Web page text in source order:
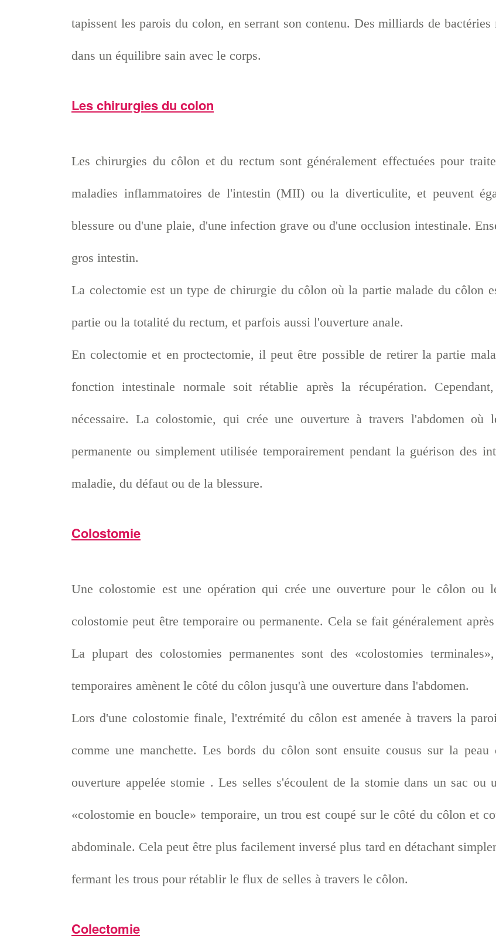
tapissent les parois du colon, en serrant son contenu. Des milliards de
dans un équilibre sain avec le corps.
Les chirurgies du colon
Les chirurgies du côlon et du rectum sont généralement effectuées pour
maladies inflammatoires de l'intestin (MII) ou la diverticulite, et peuvent
blessure ou d'une plaie, d'une infection grave ou d'une occlusion intestinale.
gros intestin.
La colectomie est un type de chirurgie du côlon où la partie malade du côlon
partie ou la totalité du rectum, et parfois aussi l'ouverture anale.
En colectomie et en proctectomie, il peut être possible de retirer la partie
fonction intestinale normale soit rétablie après la récupération.
nécessaire. La colostomie, qui crée une ouverture à travers l'abdomen
permanente ou simplement utilisée temporairement pendant la guérison des
maladie, du défaut ou de la blessure.
Colostomie
Une colostomie est une opération qui crée une ouverture pour le côlon ou
colostomie peut être temporaire ou permanente. Cela se fait généralement
La plupart des colostomies permanentes sont des «colostomies
temporaires amènent le côté du côlon jusqu'à une ouverture dans l'abdomen.
Lors d'une colostomie finale, l'extrémité du côlon est amenée à travers la
comme une manchette. Les bords du côlon sont ensuite cousus sur la
ouverture appelée stomie . Les selles s'écoulent de la stomie dans un sac ou
«colostomie en boucle» temporaire, un trou est coupé sur le côté du côlon et
abdominale. Cela peut être plus facilement inversé plus tard en détachant
fermant les trous pour rétablir le flux de selles à travers le côlon.
Colectomie